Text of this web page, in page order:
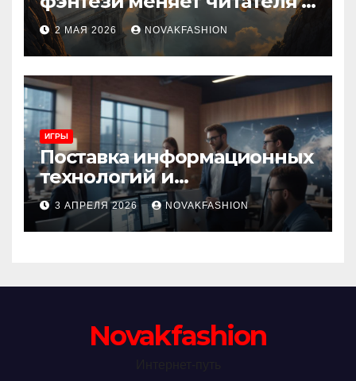
культуру
2 МАЯ 2026 NOVAKFASHION
ИГРЫ
Поставка информационных
технологий и
инновационные решения
3 АПРЕЛЯ 2026 NOVAKFASHION
Novakfashion